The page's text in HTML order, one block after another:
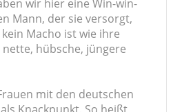
wir hier eine Win-win-
Mann, der sie versorgt,
Macho ist wie ihre
hübsche, jüngere
mit den deutschen